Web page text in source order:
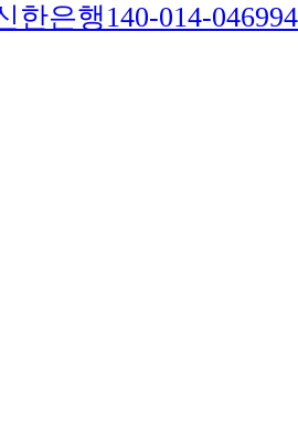
한은행140-014-046994